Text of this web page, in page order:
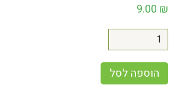
9.00 ₪
הוספה לסל